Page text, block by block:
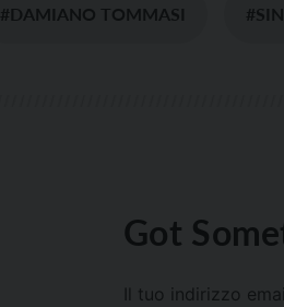
#DAMIANO TOMMASI
Got
Il tuo indirizzo